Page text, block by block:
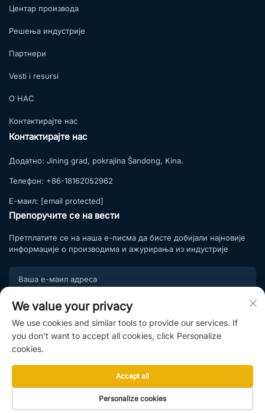
Центар производа
Решења индустрије
Партнери
Vesti i resursi
О НАС
Контактирајте нас
Контактирајте нас
Додатно: Jining grad, pokrajina Šandong, Kina.
Телефон: +86-18162052962
Е-маил: [email protected]
Препоручите се на вести
Претплатите се на наша е-писма да бисте добијали најновије
информације о производима и ажурирања из индустрије
Подпишите се
Придружите се нашој листи претплате и уживајте у
ексклузивним понудама и стручним саветима.
Ауторска права © 2025. Shandong Hightop Group & Shandong Raytop
Intelligent Manufacturing Co., Ltd. |Политике приватности
We value your privacy
We use cookies and similar tools to provide our services. If
you don't want to accept all cookies, click Personalize
cookies.
Personalize cookies
Accept all